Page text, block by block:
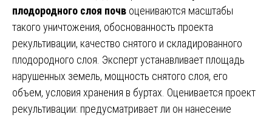
плодородного слоя почв оцениваются масштабы
такого уничтожения, обоснованность проекта
рекультивации, качество снятого и складированного
плодородного слоя. Эксперт устанавливает площадь
нарушенных земель, мощность снятого слоя, его
объем, условия хранения в буртах. Оценивается проект
рекультивации: предусматривает ли он нанесение